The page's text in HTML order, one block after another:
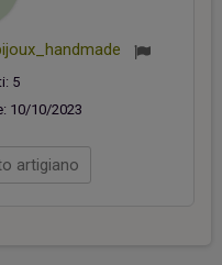
5
10/10/2023
artigiano